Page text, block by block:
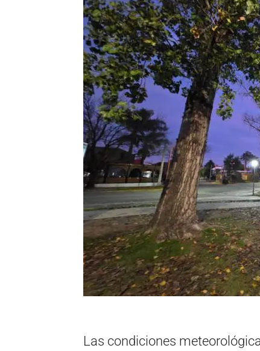
Las condiciones